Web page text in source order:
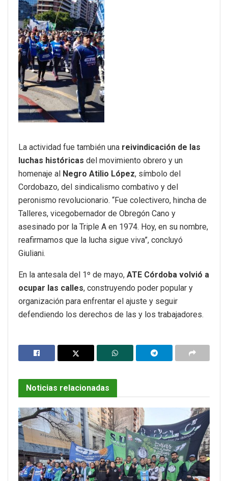
La actividad fue también una reivindicación de las
luchas históricas del movimiento obrero y un
homenaje al Negro Atilio López, símbolo del
Cordobazo, del sindicalismo combativo y del
peronismo revolucionario. “Fue colectivero, hincha de
Talleres, vicegobernador de Obregón Cano y
asesinado por la Triple A en 1974. Hoy, en su nombre,
reafirmamos que la lucha sigue viva”, concluyó
Giuliani.
En la antesala del 1º de mayo, ATE Córdoba volvió a
ocupar las calles, construyendo poder popular y
organización para enfrentar el ajuste y seguir
defendiendo los derechos de las y los trabajadores.
Noticias relacionadas